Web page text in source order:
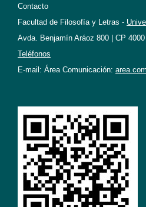
Contacto
Facultad de Filosofía y Letras -
Avda. Benjamín Aráoz 800 | CP
Teléfonos
E-mail: Área Comunicación: